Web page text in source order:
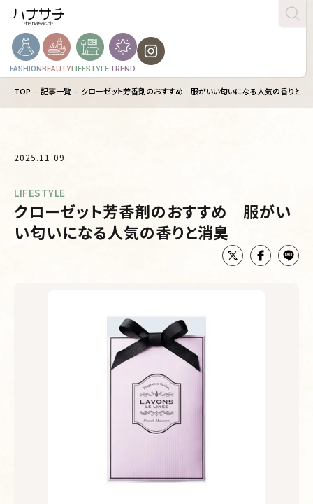
FASHIONBEAUTYLIFESTYLETREND
TOP 記事一覧 クローゼット芳香剤のおすすめ｜服がいい匂いになる人気の香りと消
2025.11.09
LIFESTYLE
クローゼット芳香剤のおすすめ｜服がい
い匂いになる人気の香りと消臭